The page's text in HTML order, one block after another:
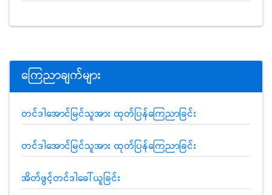
ကြေညာချက်များ
တင်ဒါအောင်မြင်သူအား ထုတ်ပြန်ကြေညာခြင်း
တင်ဒါအောင်မြင်သူအား ထုတ်ပြန်ကြေညာခြင်း
အိတ်ဖွင့်တင်ဒါခေါ်ယူခြင်း